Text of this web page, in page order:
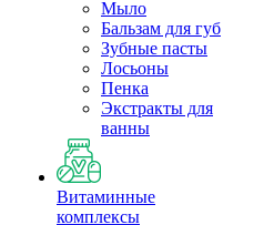
Мыло
Бальзам для губ
Зубные пасты
Лосьоны
Пенка
Экстракты для
ванны
Витаминные
комплексы